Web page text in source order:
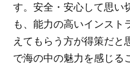
す。安全・安心して思い
も、能力の高いインスト
えてもらう方が得策だと
で海の中の魅力を感じる